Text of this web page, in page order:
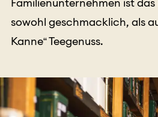
sowohl geschmacklich, als
Kanne“ Teegenuss.